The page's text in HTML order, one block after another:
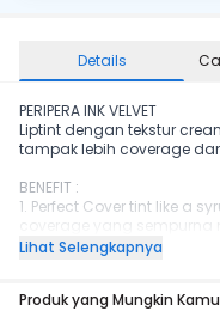
Details
PERIPERA INK VELVET
Liptint dengan tekstur
tampak lebih coverage
BENEFIT :
1. Perfect Cover tint like a
2. Deep Comfy Moisture
Lihat Selengkapnya
Produk yang Mungkin